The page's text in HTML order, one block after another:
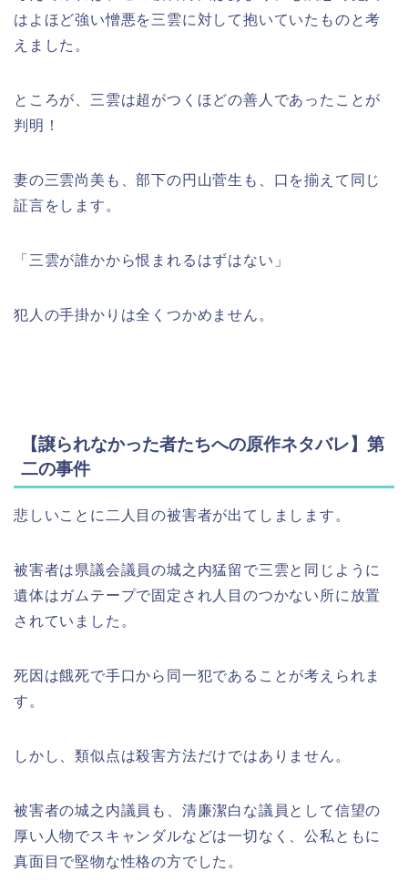
はよほど強い憎悪を三雲に対して抱いていたものと考
えました。
ところが、三雲は超がつくほどの善人であったことが
判明！
妻の三雲尚美も、部下の円山菅生も、口を揃えて同じ
証言をします。
「三雲が誰かから恨まれるはずはない」
犯人の手掛かりは全くつかめません。
【譲られなかった者たちへの原作ネタバレ】第
二の事件
悲しいことに二人目の被害者が出てしまします。
被害者は県議会議員の城之内猛留で三雲と同じように
遺体はガムテープで固定され人目のつかない所に放置
されていました。
死因は餓死で手口から同一犯であることが考えられま
す。
しかし、類似点は殺害方法だけではありません。
被害者の城之内議員も、清廉潔白な議員として信望の
厚い人物でスキャンダルなどは一切なく、公私ともに
真面目で堅物な性格の方でした。